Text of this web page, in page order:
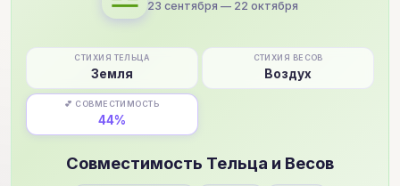
23 сентября — 22 октября
СТИХИЯ ТЕЛЬЦА
Земля
СТИХИЯ ВЕСОВ
Воздух
💕 СОВМЕСТИМОСТЬ
44%
Совместимость Тельца и Весов